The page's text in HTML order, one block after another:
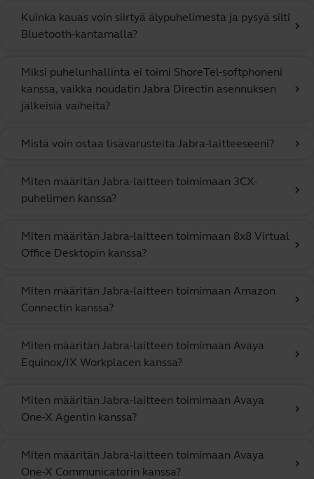
Kuinka kauas voin siirtyä älypuhelimesta ja pysyä silti
Bluetooth-kantamalla?
chevron_right
Miksi puhelunhallinta ei toimi ShoreTel-softphoneni
kanssa, vaikka noudatin Jabra Directin asennuksen
jälkeisiä vaiheita?
chevron_right
Mistä voin ostaa lisävarusteita Jabra-laitteeseeni? chevron_right
Miten määritän Jabra-laitteen toimimaan 3CX-
puhelimen kanssa?
chevron_right
Miten määritän Jabra-laitteen toimimaan 8x8 Virtual
Office Desktopin kanssa?
chevron_right
Miten määritän Jabra-laitteen toimimaan Amazon
Connectin kanssa?
chevron_right
Miten määritän Jabra-laitteen toimimaan Avaya
Equinox/IX Workplacen kanssa?
chevron_right
Miten määritän Jabra-laitteen toimimaan Avaya
One-X Agentin kanssa?
chevron_right
Miten määritän Jabra-laitteen toimimaan Avaya
One-X Communicatorin kanssa?
chevron_right